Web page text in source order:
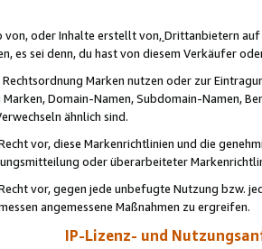
von, oder Inhalte erstellt von,Drittanbietern auf
es sei denn, du hast von diesem Verkäufer
Marken nutzen oder zur
Domain-Namen, Subdomain-Namen,
ähnlich sind.
vor, diese Markenrichtlinien und die
oder überarbeiteter
vor, gegen jede unbefugte Nutzung bzw.
angemessene Maßnahmen zu ergreifen.
IP-Lizenz- und